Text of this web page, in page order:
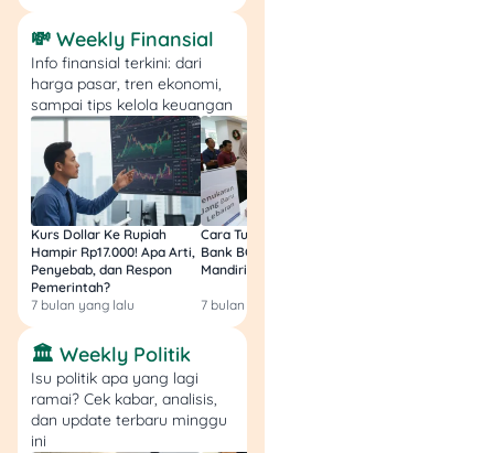
💸 Weekly Finansial
Info finansial terkini: dari
harga pasar, tren ekonomi,
sampai tips kelola keuangan
Kurs Dollar Ke Rupiah
Hampir Rp17.000! Apa Arti,
Penyebab, dan Respon
Pemerintah?
7 bulan yang lalu
Cara Tukar Uang Baru di
Bank BCA (Umum, BNI,
Mandiri, BRI, dan BSI) 2026!
7 bulan yang lalu
🏛️ Weekly Politik
Isu politik apa yang lagi
ramai? Cek kabar, analisis,
dan update terbaru minggu
ini